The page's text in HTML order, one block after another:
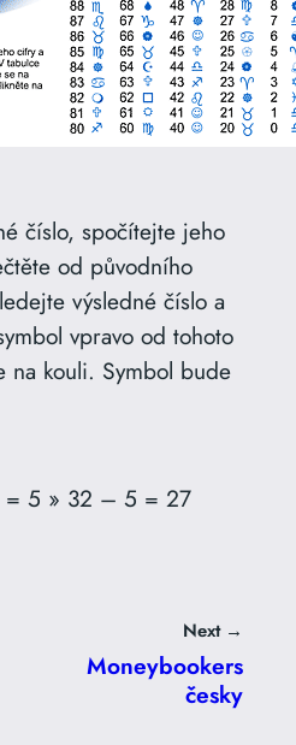
číslo, spočítejte jeho
od původního
výsledné číslo a
vpravo od tohoto
na kouli. Symbol bude
= 5 » 32 – 5 = 27
Next →
Moneybookers
česky